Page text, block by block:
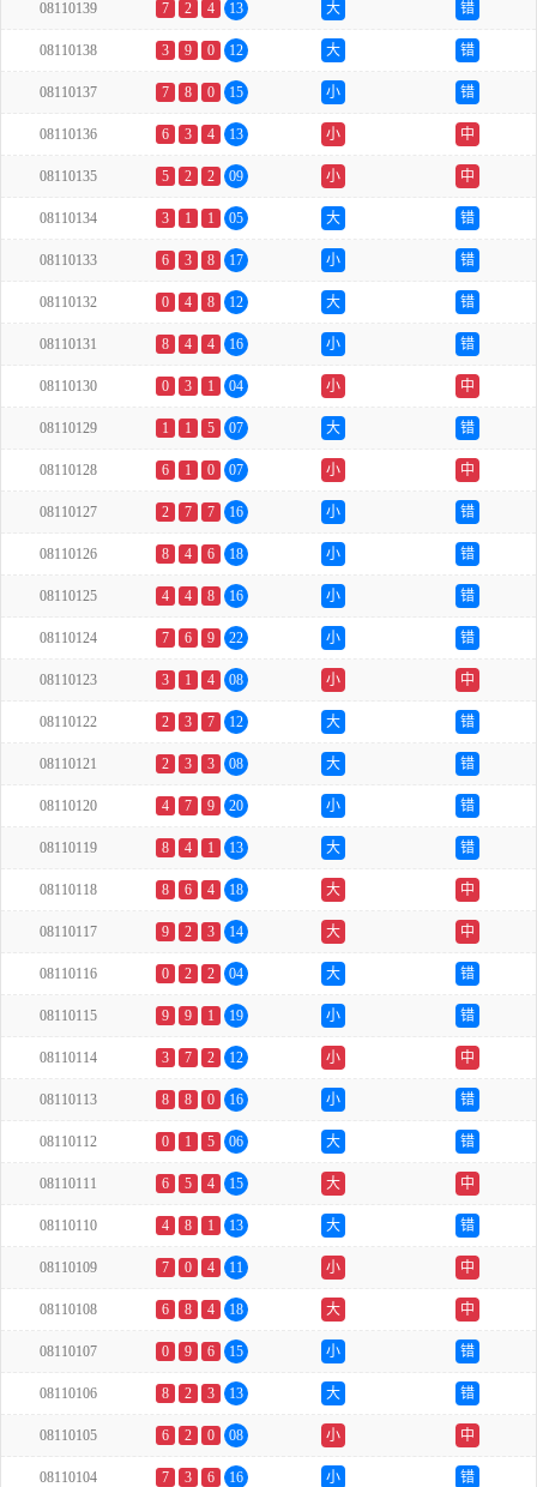
08110139 7 2 4 13 大 错
08110138 3 9 0 12 大 错
08110137 7 8 0 15 小 错
08110136 6 3 4 13 小 中
08110135 5 2 2 09 小 中
08110134 3 1 1 05 大 错
08110133 6 3 8 17 小 错
08110132 0 4 8 12 大 错
08110131 8 4 4 16 小 错
08110130 0 3 1 04 小 中
08110129 1 1 5 07 大 错
08110128 6 1 0 07 小 中
08110127 2 7 7 16 小 错
08110126 8 4 6 18 小 错
08110125 4 4 8 16 小 错
08110124 7 6 9 22 小 错
08110123 3 1 4 08 小 中
08110122 2 3 7 12 大 错
08110121 2 3 3 08 大 错
08110120 4 7 9 20 小 错
08110119 8 4 1 13 大 错
08110118 8 6 4 18 大 中
08110117 9 2 3 14 大 中
08110116 0 2 2 04 大 错
08110115 9 9 1 19 小 错
08110114 3 7 2 12 小 中
08110113 8 8 0 16 小 错
08110112 0 1 5 06 大 错
08110111 6 5 4 15 大 中
08110110 4 8 1 13 大 错
08110109 7 0 4 11 小 中
08110108 6 8 4 18 大 中
08110107 0 9 6 15 小 错
08110106 8 2 3 13 大 错
08110105 6 2 0 08 小 中
08110104 7 3 6 16 小 错